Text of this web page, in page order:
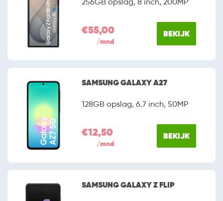
€55,00
/mnd
BEKIJK
SAMSUNG GALAXY A27
128GB opslag, 6.7 inch, 50MP
€12,50
/mnd
BEKIJK
SAMSUNG GALAXY Z FLIP